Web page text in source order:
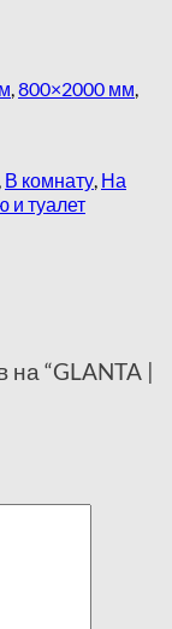
800×2000 мм
В комнату На
и туалет
“GLANTA |